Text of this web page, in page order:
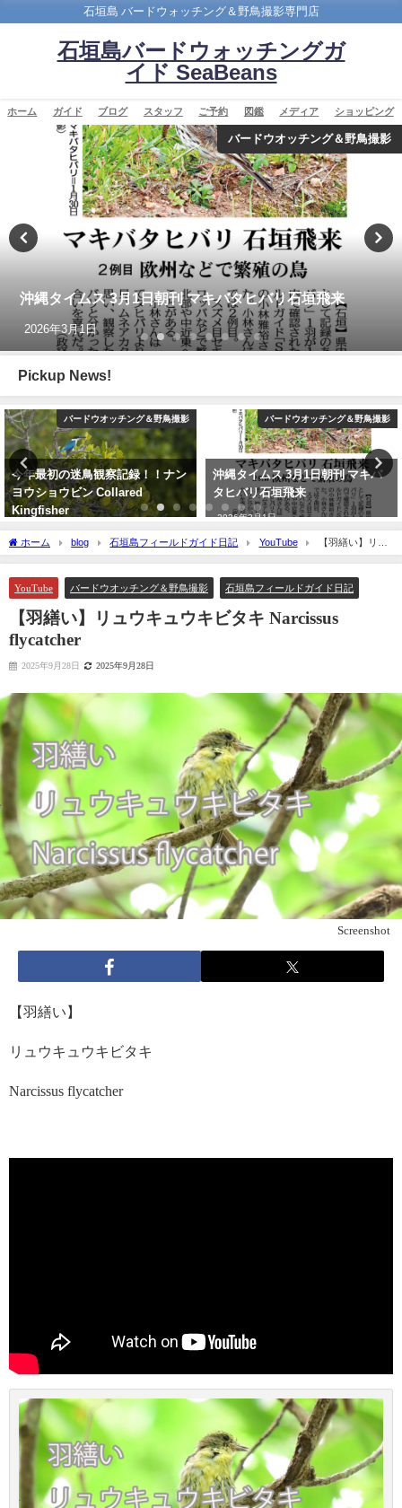
石垣島 バードウォッチング＆野鳥撮影専門店
石垣島バードウォッチングガ
イド SeaBeans
ホーム ガイド ブログ スタッフ ご予約 図鑑 メディア ショッピング
バードウオッチング＆野鳥撮影
沖縄タイムス 3月1日朝刊 マキバタヒバリ石垣飛来
2026年3月1日
Pickup News!
バードウオッチング＆野鳥撮影
今年最初の迷鳥観察記録！！ナン
ヨウショウビン Collared
Kingfisher
バードウオッチング＆野鳥撮影
沖縄タイムス 3月1日朝刊 マキバ
タヒバリ石垣飛来
2026年3月1日
ホーム blog 石垣島フィールドガイド日記 YouTube
【羽繕い】リュ
ウキュウキビタキ Narcissus flycatcher
YouTube バードウオッチング＆野鳥撮影 石垣島フィールドガイド日記
【羽繕い】リュウキュウキビタキ Narcissus
flycatcher
2025年9月28日 2025年9月28日
Screenshot
【羽繕い】
リュウキュウキビタキ
Narcissus flycatcher